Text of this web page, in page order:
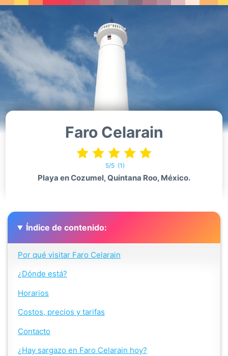
Faro Celarain
5/5 (1)
Playa en Cozumel, Quintana Roo, México.
Índice de contenido:
Por qué visitar Faro Celarain
¿Dónde está?
Horarios
Costos, precios y tarifas
Contacto
¿Hay sargazo en Faro Celarain hoy?